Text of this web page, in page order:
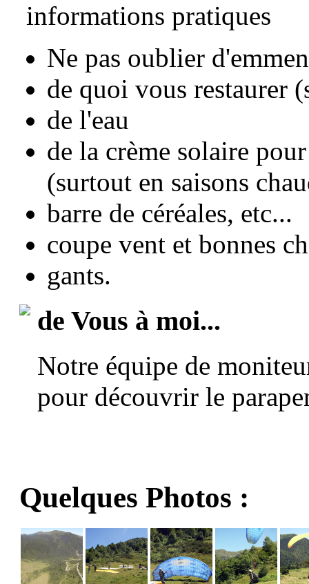
informations pratiques
Ne pas oublier
de quoi vous restaurer
de l'eau
de la crème solaire
(surtout en saisons
barre de céréales, etc...
coupe vent et bonnes
gants.
de Vous à moi...
Notre équipe de
pour découvrir le
Quelques Photos :